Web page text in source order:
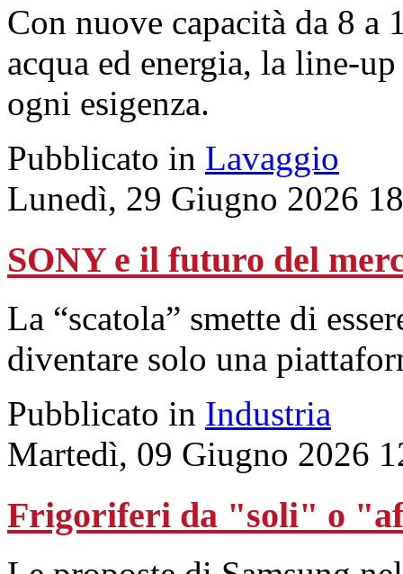
Con nuove capacità da 8 a
acqua ed energia, la line-
ogni esigenza.
Pubblicato in Lavaggio
Lunedì, 29 Giugno 2026
SONY e il futuro del
La “scatola” smette di
diventare solo una
Pubblicato in Industria
Martedì, 09 Giugno 2026
Frigoriferi da "soli" o